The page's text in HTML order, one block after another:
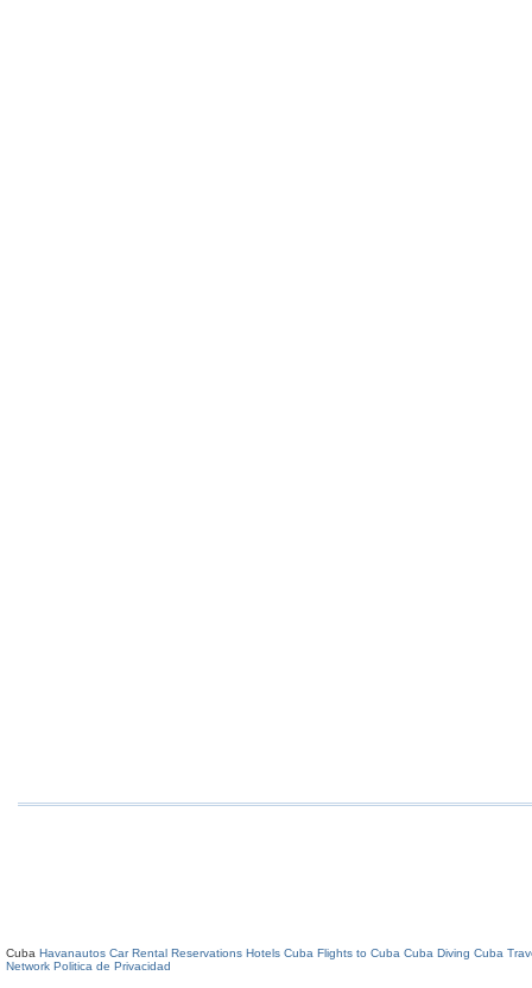
Cuba Havanautos Car Rental Reservations Hotels Cuba Flights to Cuba Cuba Diving Cuba
Network Politica de Privacidad